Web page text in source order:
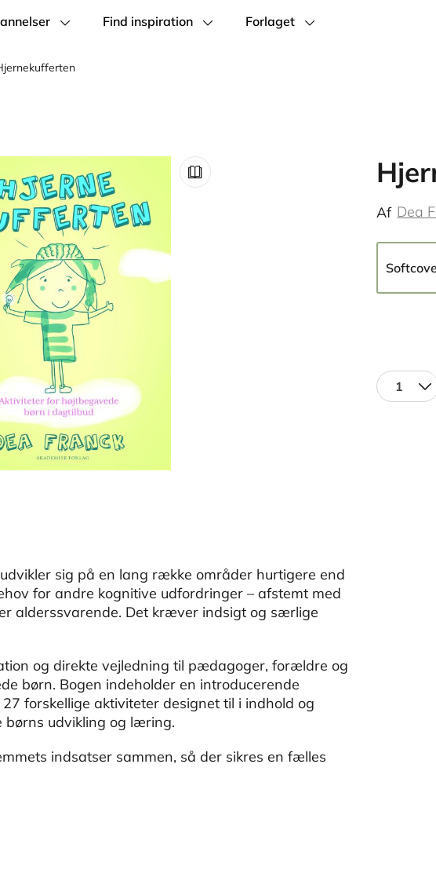
Find inspiration Forlaget
Af Dea
1
sig på en lang række områder hurtigere end
for andre kognitive udfordringer – afstemt med
alderssvarende. Det kræver indsigt og særlige
og direkte vejledning til pædagoger, forældre og
børn. Bogen indeholder en introducerende
forskellige aktiviteter designet til i indhold og
børns udvikling og læring.
indsatser sammen, så der sikres en fælles